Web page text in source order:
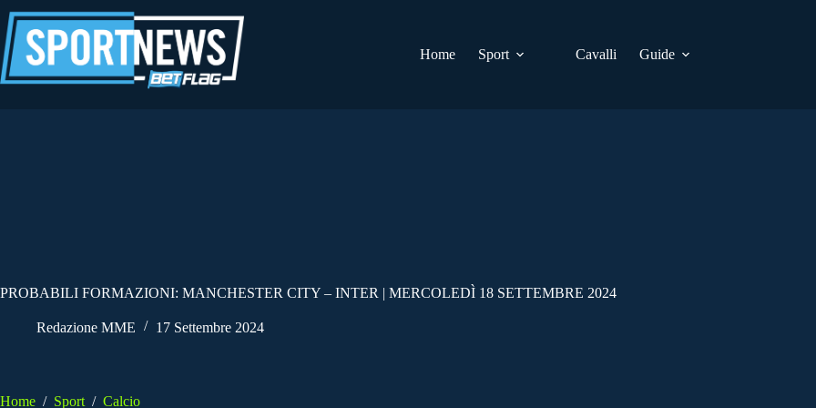
al
contenuto
Home
Sport Cavalli Guide
PROBABILI FORMAZIONI: MANCHESTER CITY – INTER | MERCOLEDÌ 18 SETTEMBRE 2024
Redazione MME 17 Settembre 2024
Home / Sport / Calcio